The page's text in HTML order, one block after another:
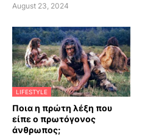
August 23, 2024
LIFESTYLE
Ποια η πρώτη λέξη που
είπε ο πρωτόγονος
άνθρωπος;